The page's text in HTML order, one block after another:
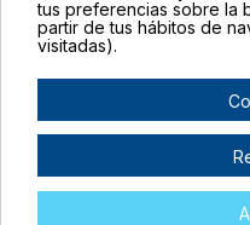
tus preferencias sobre la
partir de tus hábitos de
visitadas).